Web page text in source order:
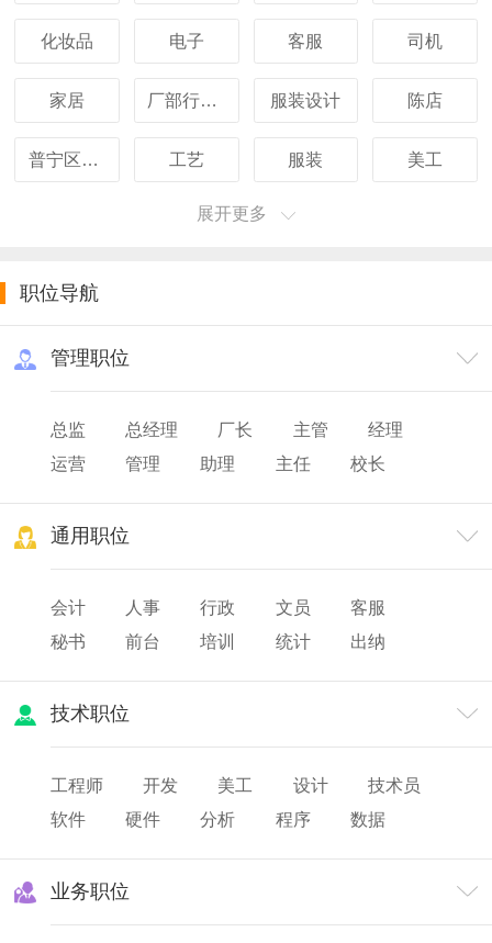
化妆品 电子 客服 司机
家居 厂部行政助理 服装设计 陈店
普宁区域销售经理 工艺 服装 美工
展开更多
职位导航
管理职位
总监 总经理 厂长 主管
经理
运营
管理 助理 主任
校长
通用职位
会计 人事 行政 文员
客服
秘书
前台 培训 统计
出纳
技术职位
工程师 开发 美工 设计
技术员
软件
硬件 分析 程序
数据
业务职位